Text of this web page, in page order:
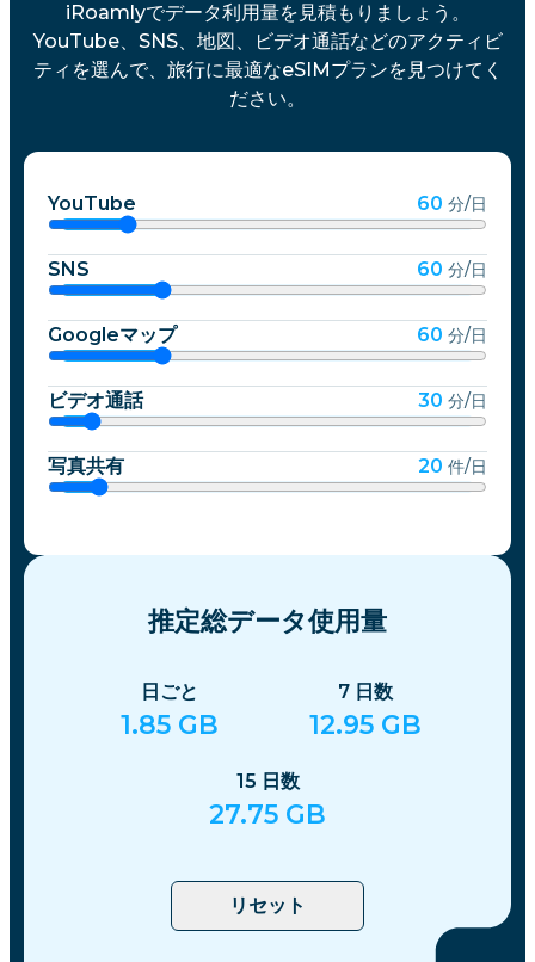
iRoamlyでデータ利用量を見積もりましょう。
YouTube、SNS、地図、ビデオ通話などのアクティビ
ティを選んで、旅行に最適なeSIMプランを見つけてく
ださい。
YouTube 60 分/日
SNS 60 分/日
Googleマップ 60 分/日
ビデオ通話 30 分/日
写真共有 20 件/日
推定総データ使用量
日ごと
1.85 GB
7 日数
12.95 GB
15 日数
27.75 GB
リセット